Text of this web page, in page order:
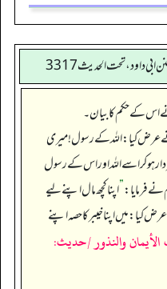
داود ، تحت الحديث 3317
اس کے حکم کا بیان۔
عرض کیا: اللہ کے رسول! میری
ہو کر اسے اللہ اور اس کے رسول
فرمایا:”اپنا کچھ مال اپنے لیے
کیا: میں اپنا خیبر کا حصہ اپنے
والنذور /حدیث: